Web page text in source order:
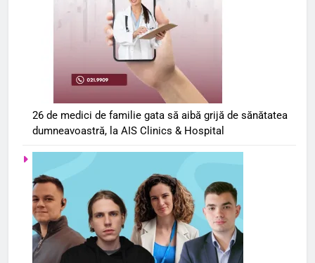
26 de medici de familie gata să aibă grijă de sănătatea
dumneavoastră, la AIS Clinics & Hospital